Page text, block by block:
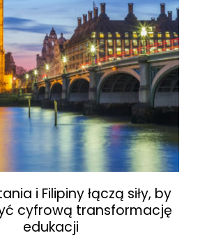
i Filipiny łączą siły, by
cyfrową transformację
edukacji